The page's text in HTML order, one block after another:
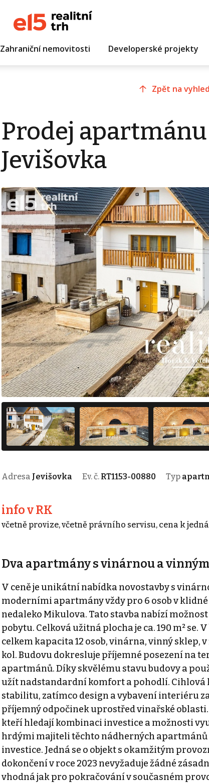
Zahraniční nemovitosti Developerské projekty
Zpět na
Prodej apartmánu
Jevišovka
Adresa Jevišovka Ev. č. RT1153-00880 Typ
info v RK
včetně provize, včetně právního servisu, cena k
Dva apartmány s vinárnou a vinným
V ceně je unikátní nabídka novostavby s
moderními apartmány vždy pro 6 osob v
nedaleko Mikulova. Tato stavba nabízí
pobytu. Celková užitná plocha je ca. 190 m² se.
celkem kapacita 12 osob, vinárna, vinný sklep,
kol. Budovu dokresluje příjemné posezení na
apartmánů. Díky skvělému stavu budovy a
užít nadstandardní komfort a pohodlí. Cihlová
stabilitu, zatímco design a vybavení interiéru
příjemný odpočinek uprostřed vinařské
kteří hledají kombinaci investice a možnosti
hrdými majiteli těchto nádherných apartmánů
investice. Jedná se o objekt s okamžitým
dokončení v roce 2023 nevyžaduje žádné
vhodná jak pro pokračování v současném